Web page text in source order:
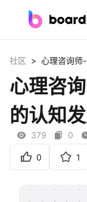
社区资源
会员
企业服务
社区 > 心理咨询师
心理咨
的认知
379 0
0 1